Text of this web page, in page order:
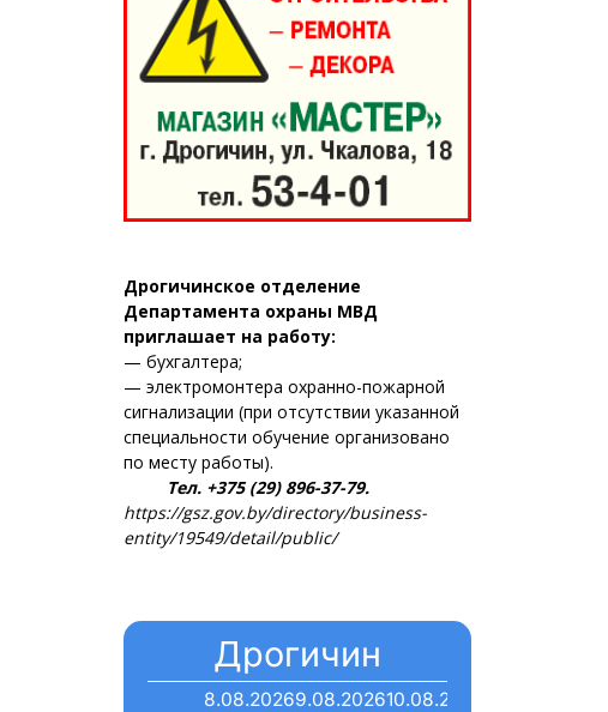
Дрогичинское отделение
Департамента охраны МВД
приглашает на работу:
— бухгалтера;
— электромонтера охранно-пожарной
сигнализации (при отсутствии указанной
специальности обучение организовано
по месту работы).
Тел. +375 (29) 896-37-79.
https://gsz.gov.by/directory/business-
entity/19549/detail/public/
Дрогичин
8.08.20269.08.202610.08.2026